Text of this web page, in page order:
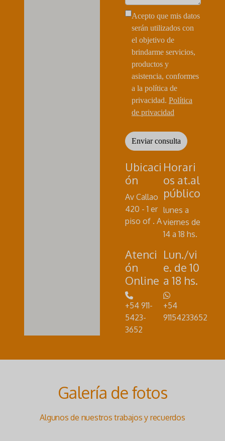
Acepto que mis datos
serán utilizados con
el objetivo de
brindarme servicios,
productos y
asistencia, conformes
a la política de
privacidad. Política
de privacidad
Enviar consulta
Ubicaci
ón
Av Callao
420 - 1 er
piso of . A
Horari
os at.al
público
lunes a
viernes de
14 a 18 hs.
Atenci
ón
Online
+54 911-
5423-
3652
Lun./vi
e. de 10
a 18 hs.
+54
91154233652
Galería de fotos
Algunos de nuestros trabajos y recuerdos